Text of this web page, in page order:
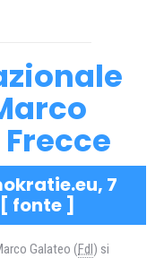
7
fonte ]
Galateo (FdI) si